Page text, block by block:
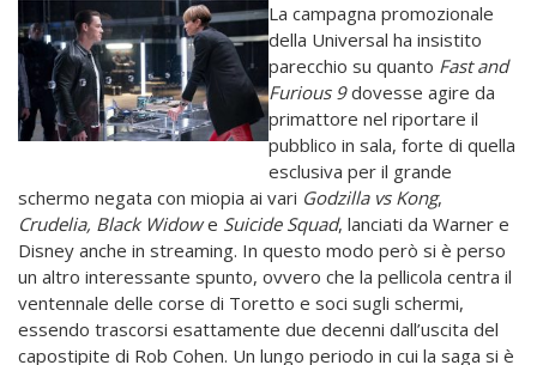
La campagna promozionale
della Universal ha insistito
parecchio su quanto Fast and
Furious 9dovesse agire da
primattore nel riportare il
pubblico in sala, forte di quella
esclusiva per il grande
schermo negata con miopia ai vari Godzilla vs Kong,
Crudelia, Black Widowe Suicide Squad, lanciati da Warner e
Disney anche in streaming. In questo modo però si è perso
un altro interessante spunto, ovvero che la pellicola centra il
ventennale delle corse di Toretto e soci sugli schermi,
essendo trascorsi esattamente due decenni dall’uscita del
capostipite di Rob Cohen. Un lungo periodo in cui la saga si è